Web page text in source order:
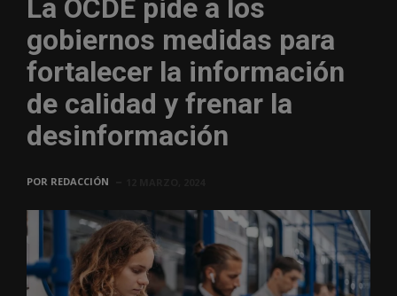
La OCDE pide a los
gobiernos medidas para
fortalecer la información
de calidad y frenar la
desinformación
POR REDACCIÓN